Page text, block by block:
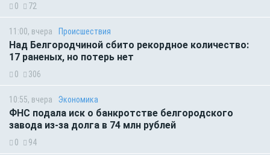
0 72
11:00, вчера Происшествия
Над Белгородчиной сбито рекордное количество:
17 раненых, но потерь нет
0 306
10:55, вчера Экономика
ФНС подала иск о банкротстве белгородского
завода из-за долга в 74 млн рублей
0 94